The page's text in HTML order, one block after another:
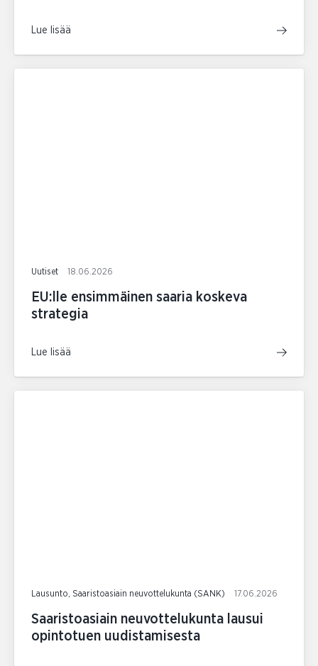
Lue lisää
Uutiset 18.06.2026
EU:lle ensimmäinen saaria koskeva
strategia
Lue lisää
Lausunto, Saaristoasiain neuvottelukunta (SANK) 17.06.2026
Saaristoasiain neuvottelukunta lausui
opintotuen uudistamisesta